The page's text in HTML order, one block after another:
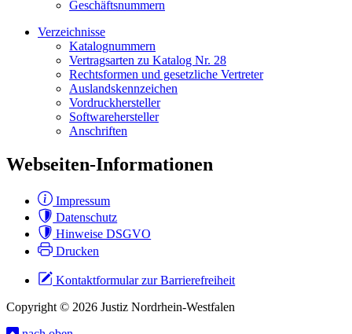
Geschäftsnummern
Verzeichnisse
Katalognummern
Vertragsarten zu Katalog Nr. 28
Rechtsformen und gesetzliche Vertreter
Auslandskennzeichen
Vordruckhersteller
Softwarehersteller
Anschriften
Webseiten-Informationen
Impressum
Datenschutz
Hinweise DSGVO
Drucken
Kontaktformular zur Barrierefreiheit
Copyright © 2026 Justiz Nordrhein-Westfalen